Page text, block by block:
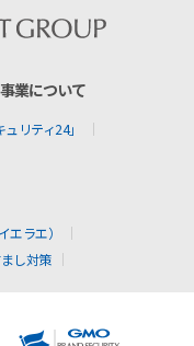
業について
リティ24」
ラエ）
し対策